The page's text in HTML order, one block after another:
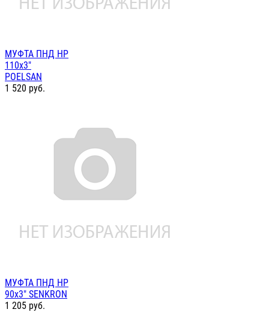
МУФТА ПНД НР
110х3"
POELSAN
1 520 руб.
МУФТА ПНД НР
90х3" SENKRON
1 205 руб.